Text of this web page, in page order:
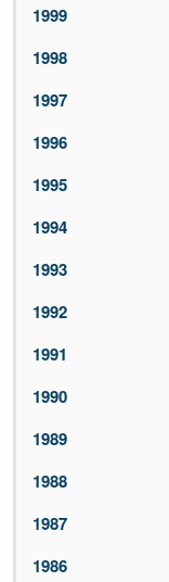
1999
1998
1997
1996
1995
1994
1993
1992
1991
1990
1989
1988
1987
1986